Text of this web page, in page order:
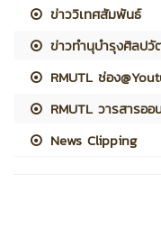
ข่าววิเทศสัมพันธ์
ข่าวทำนุบำรุงศิลป
RMUTL ช่อง
RMUTL วารสารออ
News Clipping